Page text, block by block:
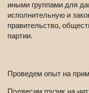
иными группами для
исполнительную и
правительство,
партии.
Проведем опыт на